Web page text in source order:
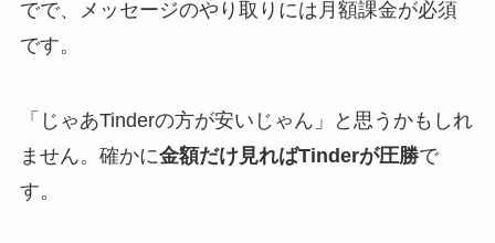
でで、メッセージのやり取りには月額課金が必須
です。
「じゃあTinderの方が安いじゃん」と思うかもしれ
ません。確かに金額だけ見ればTinderが圧勝で
す。